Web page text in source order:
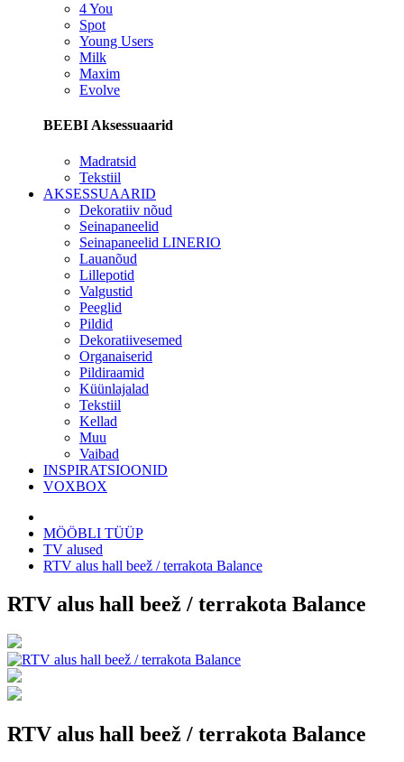
4 You
Spot
Young Users
Milk
Maxim
Evolve
BEEBI Aksessuaarid
Madratsid
Tekstiil
AKSESSUAARID
Dekoratiiv nõud
Seinapaneelid
Seinapaneelid LINERIO
Lauanõud
Lillepotid
Valgustid
Peeglid
Pildid
Dekoratiivesemed
Organaiserid
Pildiraamid
Küünlajalad
Tekstiil
Kellad
Muu
Vaibad
INSPIRATSIOONID
VOXBOX
MÖÖBLI TÜÜP
TV alused
RTV alus hall beež / terrakota Balance
RTV alus hall beež / terrakota Balance
RTV alus hall beež / terrakota Balance